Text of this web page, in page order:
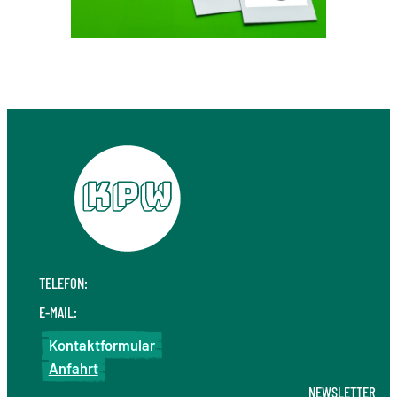
TELEFON:
E-MAIL:
Kontaktformular
Anfahrt
NEWSLETTER